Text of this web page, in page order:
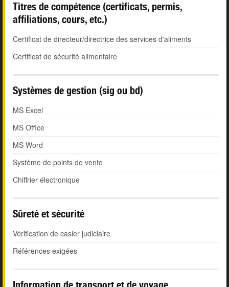
Titres de compétence (certificats, permis,
affiliations, cours, etc.)
Certificat de directeur/directrice des services d'aliments
Certificat de sécurité alimentaire
Systèmes de gestion (sig ou bd)
MS Excel
MS Office
MS Word
Système de points de vente
Chiffrier électronique
Sûreté et sécurité
Vérification de casier judiciaire
Références exigées